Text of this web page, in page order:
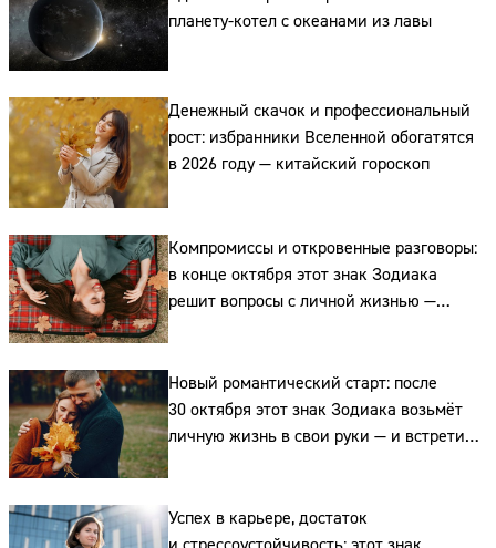
планету-котел с океанами из лавы
Денежный скачок и профессиональный
рост: избранники Вселенной обогатятся
в 2026 году — китайский гороскоп
Компромиссы и откровенные разговоры:
в конце октября этот знак Зодиака
решит вопросы с личной жизнью —
и получит сюрприз
Новый романтический старт: после
30 октября этот знак Зодиака возьмёт
личную жизнь в свои руки — и встретит
своё счастье
Успех в карьере, достаток
Адрес: